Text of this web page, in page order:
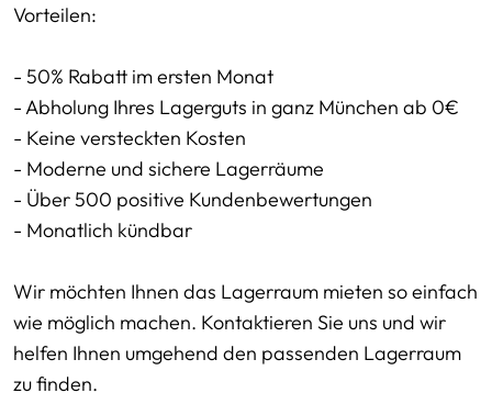
Vorteilen:
- 50% Rabatt im ersten Monat
- Abholung Ihres Lagerguts in ganz München ab 0€
- Keine versteckten Kosten
- Moderne und sichere Lagerräume
- Über 500 positive Kundenbewertungen
- Monatlich kündbar
Wir möchten Ihnen das Lagerraum mieten so einfach
wie möglich machen. Kontaktieren Sie uns und wir
helfen Ihnen umgehend den passenden Lagerraum
zu finden.